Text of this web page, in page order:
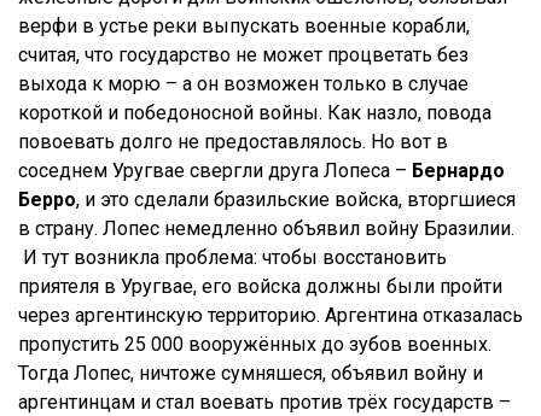
верфи в устье реки выпускать военные корабли,
считая, что государство не может процветать без
выхода к морю – а он возможен только в случае
короткой и победоносной войны. Как назло, повода
повоевать долго не предоставлялось. Но вот в
соседнем Уругвае свергли друга Лопеса – Бернардо
Берро, и это сделали бразильские войска, вторгшиеся
в страну. Лопес немедленно объявил войну Бразилии.
И тут возникла проблема: чтобы восстановить
приятеля в Уругвае, его войска должны были пройти
через аргентинскую территорию. Аргентина отказалась
пропустить 25 000 вооружённых до зубов военных.
Тогда Лопес, ничтоже сумняшеся, объявил войну и
аргентинцам и стал воевать против трёх государств –